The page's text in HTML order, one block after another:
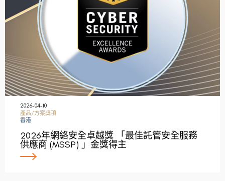
2026-04-10
產品/方案獎項
香港
2026年網絡安全卓越獎 「最佳託管安全服務
供應商 (MSSP) 」金獎得主